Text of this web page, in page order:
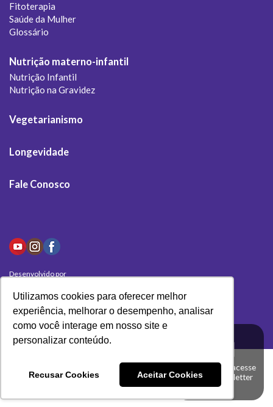
Utilizamos cookies para oferecer melhor
experiência, melhorar o desempenho, analisar
como você interage em nosso site e
personalizar conteúdo.
Recusar Cookies Aceitar Cookies
Clique aqui e acesse
a nossa newsletter
Fitoterapia
Saúde da Mulher
Glossário
Nutrição materno-infantil
Nutrição Infantil
Nutrição na Gravidez
Vegetarianismo
Longevidade
Fale Conosco
Desenvolvido por